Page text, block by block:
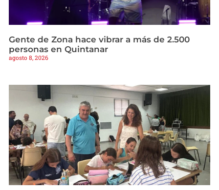
Gente de Zona hace vibrar a más de 2.500
personas en Quintanar
agosto 8, 2026